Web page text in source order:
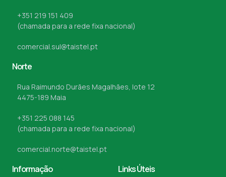
+351 219 151 409
(chamada para a rede fixa nacional)
comercial.sul@taistel.pt
Norte
Rua Raimundo Durães Magalhães, lote 12
4475-189 Maia
+351 225 088 145
(chamada para a rede fixa nacional)
comercial.norte@taistel.pt
Informação Links Úteis